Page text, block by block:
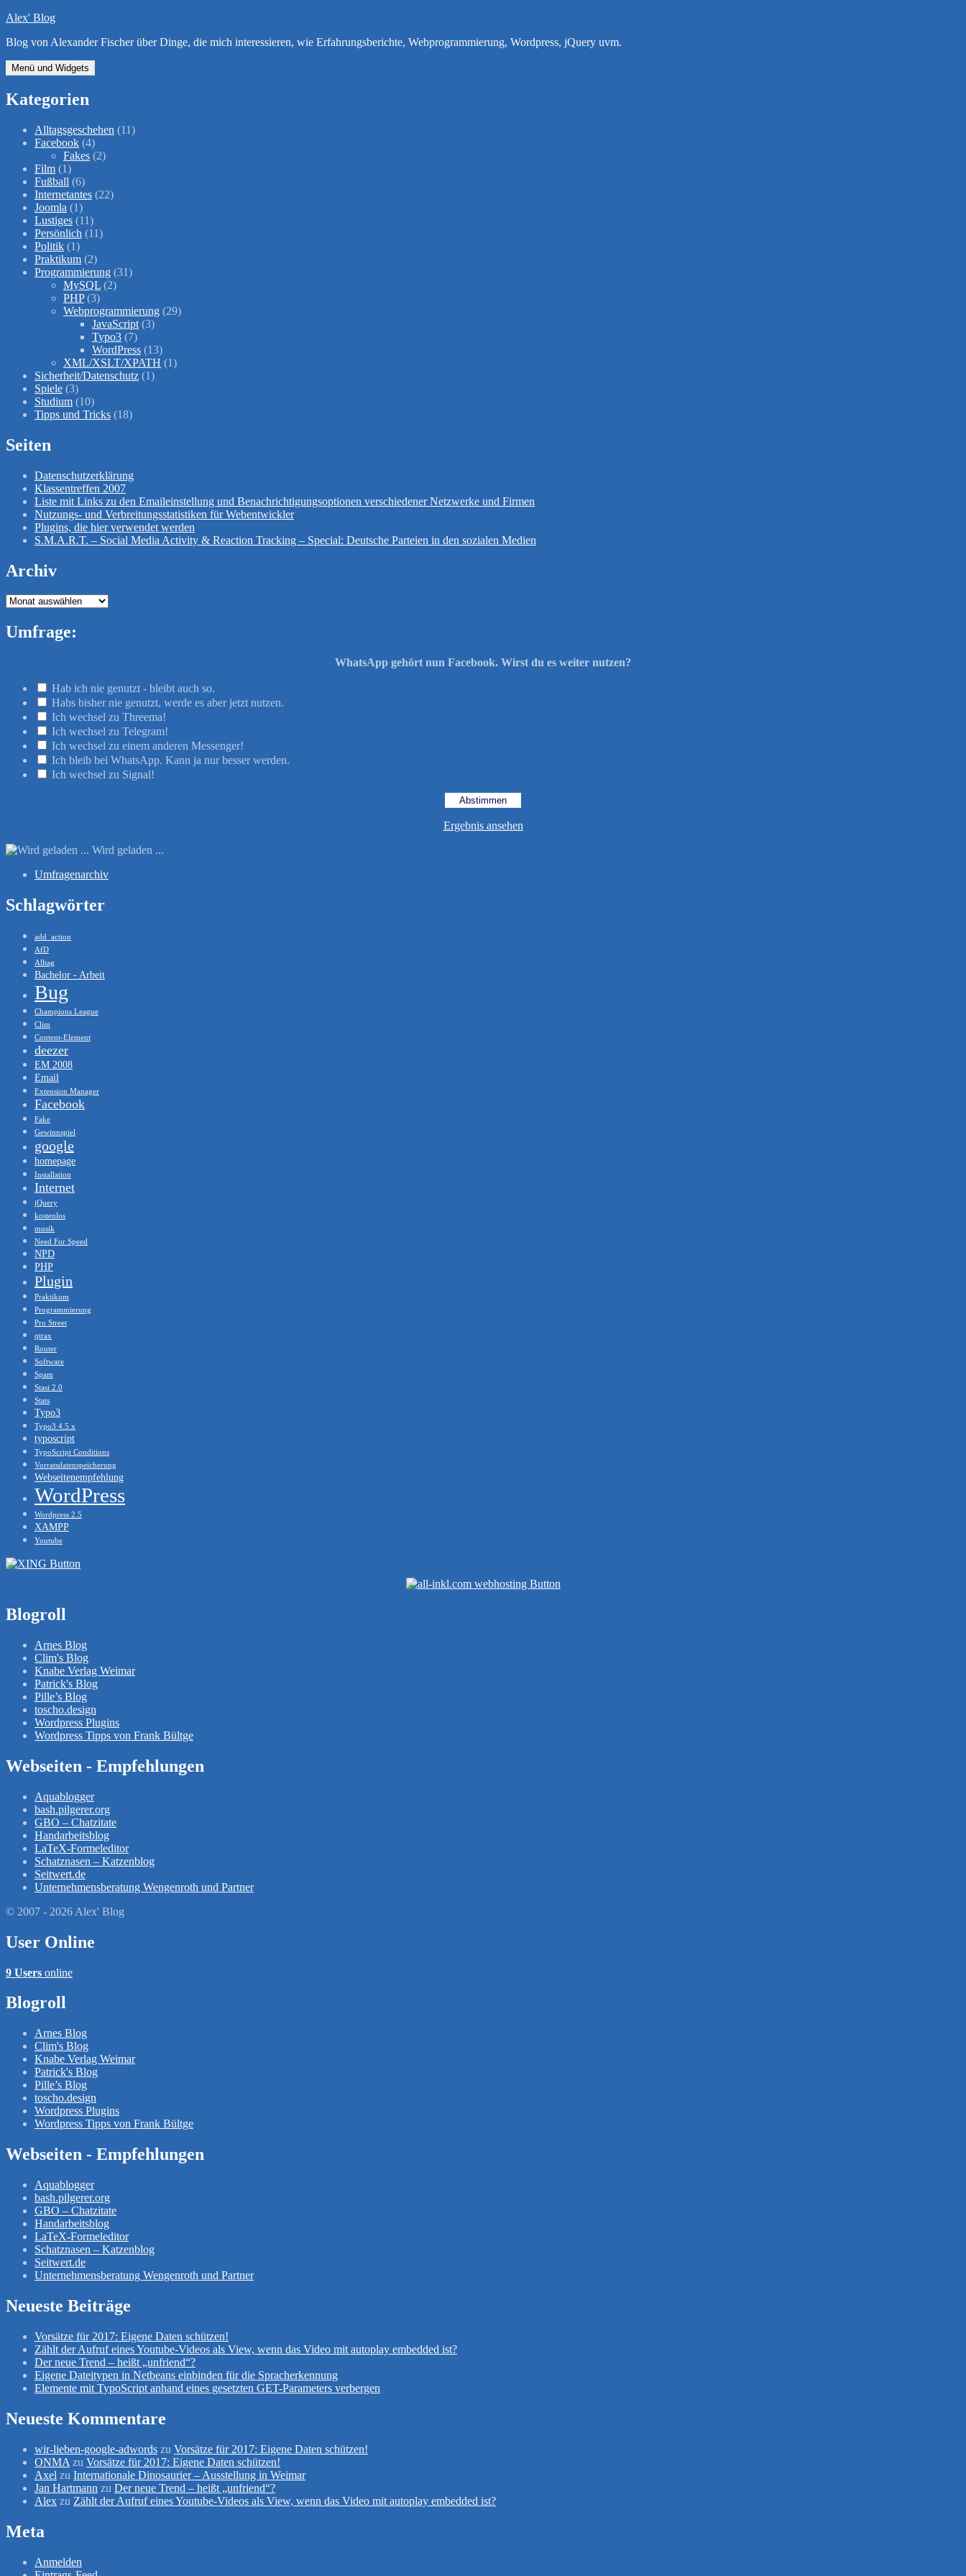
Zum
springen
Alex' Blog
Blog von Alexander Fischer über Dinge, die mich interessieren, wie Erfahrungsberichte, Webprogrammierung, Wordpress, jQuery uvm.
Menü und Widgets
Kategorien
Alltagsgeschehen (11)
Facebook (4)
Fakes (2)
Film (1)
Fußball (6)
Internetantes (22)
Joomla (1)
Lustiges (11)
Persönlich (11)
Politik (1)
Praktikum (2)
Programmierung (31)
MySQL (2)
PHP(3)
Webprogrammierung (29)
JavaScript (3)
Typo3 (7)
WordPress (13)
XML/XSLT/XPATH (1)
Sicherheit/Datenschutz (1)
Spiele (3)
Studium (10)
Tipps und Tricks (18)
Seiten
Datenschutzerklärung
Klassentreffen 2007
Liste mit Links zu den Emaileinstellung und Benachrichtigungsoptionen verschiedener Netzwerke und Firmen
Nutzungs- und Verbreitungsstatistiken für Webentwickler
Plugins, die hier verwendet werden
S.M.A.R.T. – Social Media Activity & Reaction Tracking – Special: Deutsche Parteien in den sozialen Medien
Archiv
Archiv
Umfrage:
WhatsApp gehört nun Facebook. Wirst du es weiter nutzen?
Hab ich nie genutzt - bleibt auch so.
Habs bisher nie genutzt, werde es aber jetzt nutzen.
Ich wechsel zu Threema!
Ich wechsel zu Telegram!
Ich wechsel zu einem anderen Messenger!
Ich bleib bei WhatsApp. Kann ja nur besser werden.
Ich wechsel zu Signal!
Ergebnis ansehen
Wird geladen ...
Umfragenarchiv
Schlagwörter
add_action
AfD
Alltag
Bachelor - Arbeit
Bug
Champions League
Clim
Content-Element
deezer
EM 2008
Email
Extension Manager
Facebook
Fake
Gewinnspiel
google
homepage
Installation
Internet
jQuery
kostenlos
musik
Need For Speed
NPD
PHP
Plugin
Praktikum
Programmierung
Pro Street
qtrax
Router
Software
Spam
Stasi 2.0
Stats
Typo3
Typo3 4.5.x
typoscript
TypoScript Conditions
Vorratsdatenspeicherung
Webseitenempfehlung
WordPress
Wordpress 2.5
XAMPP
Youtube
Blogroll
Arnes Blog
Clim's Blog
Knabe Verlag Weimar
Patrick's Blog
Pille’s Blog
toscho.design
Wordpress Plugins
Wordpress Tipps von Frank Bültge
Webseiten - Empfehlungen
Aquablogger
bash.pilgerer.org
GBO – Chatzitate
Handarbeitsblog
LaTeX-Formeleditor
Schatznasen – Katzenblog
Seitwert.de
Unternehmensberatung Wengenroth und Partner
© 2007 - 2026 Alex' Blog
User Online
9 Users online
Blogroll
Arnes Blog
Clim's Blog
Knabe Verlag Weimar
Patrick's Blog
Pille’s Blog
toscho.design
Wordpress Plugins
Wordpress Tipps von Frank Bültge
Webseiten - Empfehlungen
Aquablogger
bash.pilgerer.org
GBO – Chatzitate
Handarbeitsblog
LaTeX-Formeleditor
Schatznasen – Katzenblog
Seitwert.de
Unternehmensberatung Wengenroth und Partner
Neueste Beiträge
Vorsätze für 2017: Eigene Daten schützen!
Zählt der Aufruf eines Youtube-Videos als View, wenn das Video mit autoplay embedded ist?
Der neue Trend – heißt „unfriend“?
Eigene Dateitypen in Netbeans einbinden für die Spracherkennung
Elemente mit TypoScript anhand eines gesetzten GET-Parameters verbergen
Neueste Kommentare
wir-lieben-google-adwords zu Vorsätze für 2017: Eigene Daten schützen!
ONMA zu Vorsätze für 2017: Eigene Daten schützen!
Axel zu Internationale Dinosaurier – Ausstellung in Weimar
Jan Hartmann zu Der neue Trend – heißt „unfriend“?
Alex zu Zählt der Aufruf eines Youtube-Videos als View, wenn das Video mit autoplay embedded ist?
Meta
Anmelden